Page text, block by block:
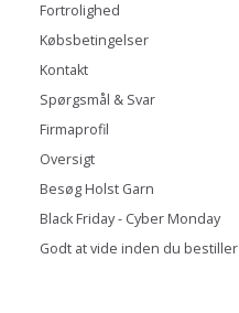
Fortrolighed
Købsbetingelser
Kontakt
Spørgsmål & Svar
Firmaprofil
Oversigt
Besøg Holst Garn
Black Friday - Cyber Monday
Godt at vide inden du bestiller